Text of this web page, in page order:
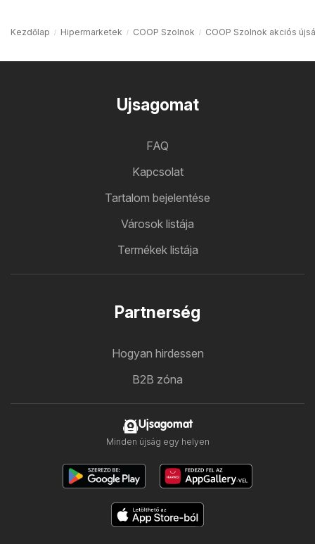
Kezdőlap Hipermarketek COOP Szolnok COOP Szolnok akciós
Ujsagomat
FAQ
Kapcsolat
Tartalom bejelentése
Városok listája
Termékek listája
Partnerség
Hogyan hirdessen
B2B zóna
Ujsagomat
Minden újság egy helyen